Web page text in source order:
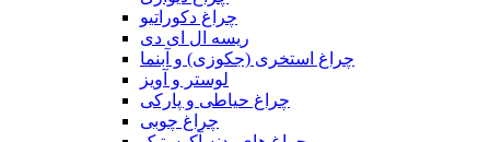
چراغ دکوراتیو
ریسه ال ای دی
چراغ استخری (جکوزی) و آبنما
لوستر و آویز
چراغ حیاطی و پارکی
چراغ چوبی